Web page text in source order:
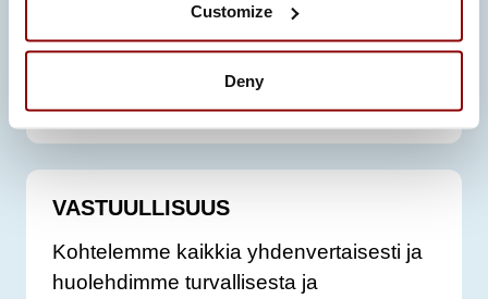
Customize
Deny
Avoin tiedon jakaminen yrityksen sisällä
ja yhteistyökumppaneiden kanssa on
avain ymmärrykseen ja menestykseen.
VASTUULLISUUS
Kohtelemme kaikkia yhdenvertaisesti ja
huolehdimme turvallisesta ja